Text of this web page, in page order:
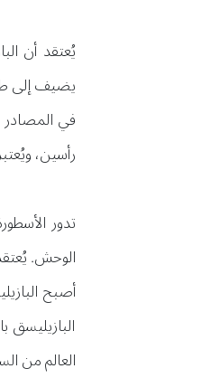
يُعتقد أن
يضيف إلى
في المصادر
رأسين،
تدور
الوحش.
أصبح
العالم من